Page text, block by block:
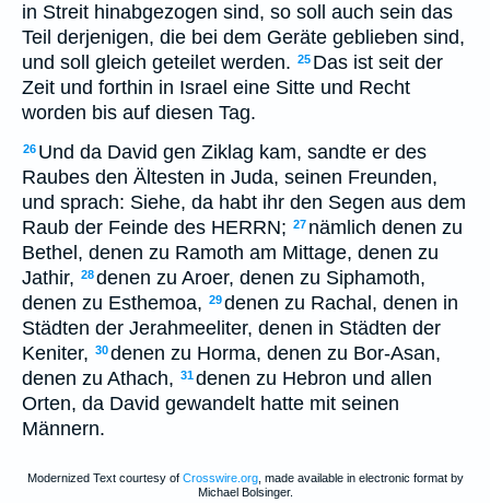
in Streit hinabgezogen sind, so soll auch sein das
Teil derjenigen, die bei dem Geräte geblieben sind,
und soll gleich geteilet werden. 25 Das ist seit der
Zeit und forthin in Israel eine Sitte und Recht
worden bis auf diesen Tag.
26 Und da David gen Ziklag kam, sandte er des
Raubes den Ältesten in Juda, seinen Freunden,
und sprach: Siehe, da habt ihr den Segen aus dem
Raub der Feinde des HERRN; 27 nämlich denen zu
Bethel, denen zu Ramoth am Mittage, denen zu
Jathir, 28denen zu Aroer, denen zu Siphamoth,
denen zu Esthemoa, 29denen zu Rachal, denen in
Städten der Jerahmeeliter, denen in Städten der
Keniter, 30denen zu Horma, denen zu Bor-Asan,
denen zu Athach, 31denen zu Hebron und allen
Orten, da David gewandelt hatte mit seinen
Männern.
Modernized Text courtesy of Crosswire.org, made available in electronic format by
Michael Bolsinger.